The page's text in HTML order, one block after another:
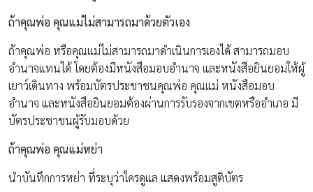
ถ้าคุณพ่อ คุณแม่ไม่สามารถมาด้วยตัวเอง
ถ้าคุณพ่อ หรือคุณแม่ไม่สามารถมาดำเนินการเองได้ สามารถมอบ
อำนาจแทนได้ โดยต้องมีหนังสือมอบอำนาจ และหนังสือยินยอมให้ผู้
เยาว์เดินทาง พร้อมบัตรประชาชนคุณพ่อ คุณแม่ หนังสือมอบ
อำนาจ และหนังสือยินยอมต้องผ่านการรับรองจากเขตหรืออำเภอ มี
บัตรประชาชนผู้รับมอบด้วย
ถ้าคุณพ่อ คุณแม่หย่า
นำบันทึกการหย่า ที่ระบุว่าใครดูแล แสดงพร้อมสูติบัตร